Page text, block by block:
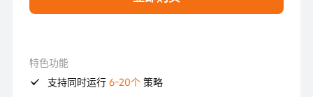
特色功能
支持同时运行 6-20个 策略